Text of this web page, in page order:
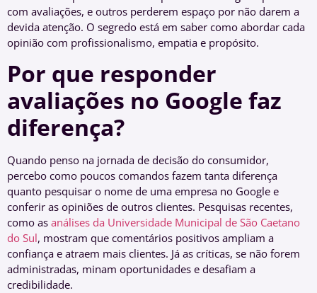
com avaliações, e outros perderem espaço por não darem a
devida atenção. O segredo está em saber como abordar cada
opinião com profissionalismo, empatia e propósito.
Por que responder
avaliações no Google faz
diferença?
Quando penso na jornada de decisão do consumidor,
percebo como poucos comandos fazem tanta diferença
quanto pesquisar o nome de uma empresa no Google e
conferir as opiniões de outros clientes. Pesquisas recentes,
como as análises da Universidade Municipal de São Caetano
do Sul, mostram que comentários positivos ampliam a
confiança e atraem mais clientes. Já as críticas, se não forem
administradas, minam oportunidades e desafiam a
credibilidade.